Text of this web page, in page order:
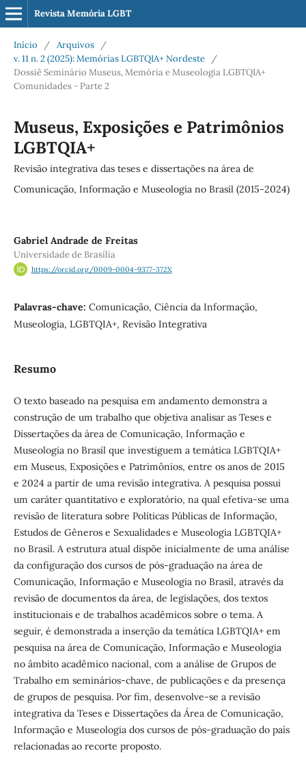
Revista Memória LGBT
Início / Arquivos
/
v. 11 n. 2 (2025): Memórias LGBTQIA+ Nordeste
/
Dossiê Seminário Museus, Memória e Museologia LGBTQIA+
Comunidades - Parte 2
Museus, Exposições e Patrimônios
LGBTQIA+
Revisão integrativa das teses e dissertações na área de
Comunicação, Informação e Museologia no Brasil (2015-2024)
Gabriel Andrade de Freitas
Universidade de Brasília
https://orcid.org/0009-0004-9377-372X
Palavras-chave: Comunicação, Ciência da Informação,
Museologia, LGBTQIA+, Revisão Integrativa
Resumo
O texto baseado na pesquisa em andamento demonstra a
construção de um trabalho que objetiva analisar as Teses e
Dissertações da área de Comunicação, Informação e
Museologia no Brasil que investiguem a temática LGBTQIA+
em Museus, Exposições e Patrimônios, entre os anos de 2015
e 2024 a partir de uma revisão integrativa. A pesquisa possui
um caráter quantitativo e exploratório, na qual efetiva-se uma
revisão de literatura sobre Políticas Públicas de Informação,
Estudos de Gêneros e Sexualidades e Museologia LGBTQIA+
no Brasil. A estrutura atual dispõe inicialmente de uma análise
da configuração dos cursos de pós-graduação na área de
Comunicação, Informação e Museologia no Brasil, através da
revisão de documentos da área, de legislações, dos textos
institucionais e de trabalhos acadêmicos sobre o tema. A
seguir, é demonstrada a inserção da temática LGBTQIA+ em
pesquisa na área de Comunicação, Informação e Museologia
no âmbito acadêmico nacional, com a análise de Grupos de
Trabalho em seminários-chave, de publicações e da presença
de grupos de pesquisa. Por fim, desenvolve-se a revisão
integrativa da Teses e Dissertações da Área de Comunicação,
Informação e Museologia dos cursos de pós-graduação do país
relacionadas ao recorte proposto.